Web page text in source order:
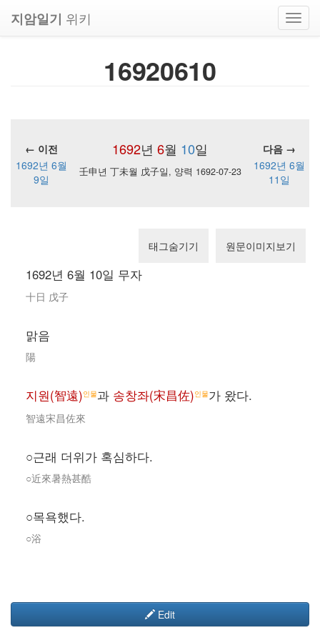
지암일기 위키
16920610
1692년 6월 10일
← 이전
다음 →
1692년 6월
9일
壬申년 丁未월 戊子일, 양력 1692-07-23
1692년 6월
11일
태그숨기기 원문이미지보기
1692년 6월 10일 무자
十日 戊子
맑음
陽
지원(智遠)인물과 송창좌(宋昌佐)인물가 왔다.
智遠宋昌佐來
○근래 더위가 혹심하다.
○近來暑熱甚酷
○목욕했다.
○浴
Edit